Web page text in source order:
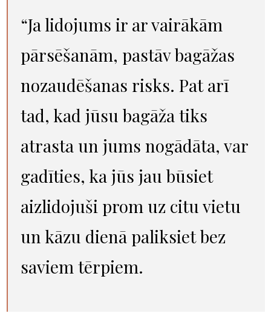
“Ja lidojums ir ar vairākām
pārsēšanām, pastāv bagāžas
nozaudēšanas risks. Pat arī
tad, kad jūsu bagāža tiks
atrasta un jums nogādāta, var
gadīties, ka jūs jau būsiet
aizlidojuši prom uz citu vietu
un kāzu dienā paliksiet bez
saviem tērpiem.